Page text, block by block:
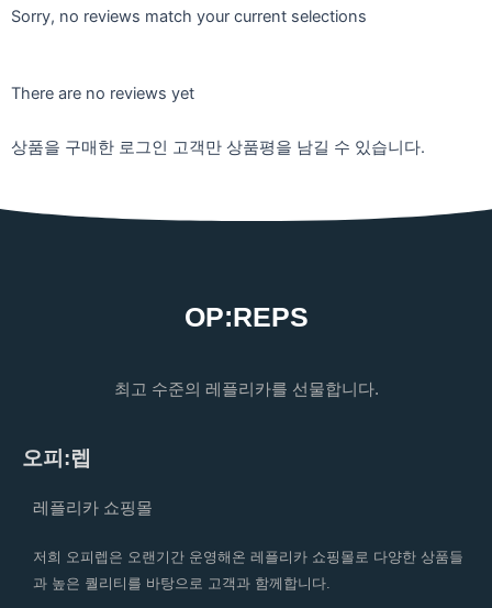
Sorry, no reviews match your current selections
There are no reviews yet
상품을 구매한 로그인 고객만 상품평을 남길 수 있습니다.
OP:REPS
최고 수준의 레플리카를 선물합니다.
오피:렙
레플리카 쇼핑몰
저희 오피렙은 오랜기간 운영해온 레플리카 쇼핑몰로 다양한 상품들
과 높은 퀄리티를 바탕으로 고객과 함께합니다.